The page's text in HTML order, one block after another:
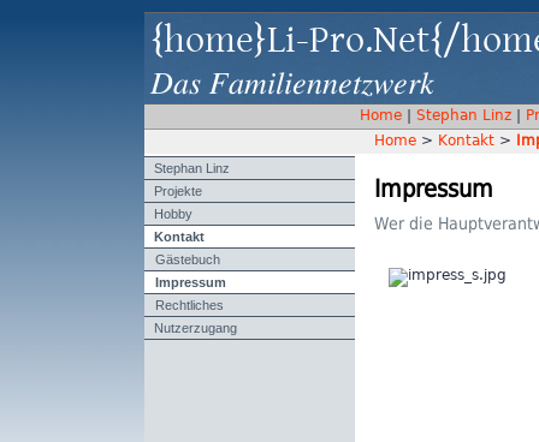
{home}Li-Pro.Net{/
Das Familiennetzwerk
Home| Stephan Linz|
Home > Kontakt >
Stephan Linz
Projekte
Hobby
Kontakt
Gästebuch
Impressum
Rechtliches
Nutzerzugang
Impressum
Wer die